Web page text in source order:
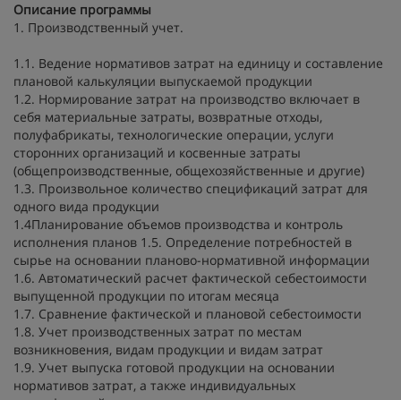
Описание программы
1. Производственный учет.
1.1. Ведение нормативов затрат на единицу и составление
плановой калькуляции выпускаемой продукции
1.2. Нормирование затрат на производство включает в
себя материальные затраты, возвратные отходы,
полуфабрикаты, технологические операции, услуги
сторонних организаций и косвенные затраты
(общепроизводственные, общехозяйственные и другие)
1.3. Произвольное количество спецификаций затрат для
одного вида продукции
1.4Планирование объемов производства и контроль
исполнения планов 1.5. Определение потребностей в
сырье на основании планово-нормативной информации
1.6. Автоматический расчет фактической себестоимости
выпущенной продукции по итогам месяца
1.7. Сравнение фактической и плановой себестоимости
1.8. Учет производственных затрат по местам
возникновения, видам продукции и видам затрат
1.9. Учет выпуска готовой продукции на основании
нормативов затрат, а также индивидуальных